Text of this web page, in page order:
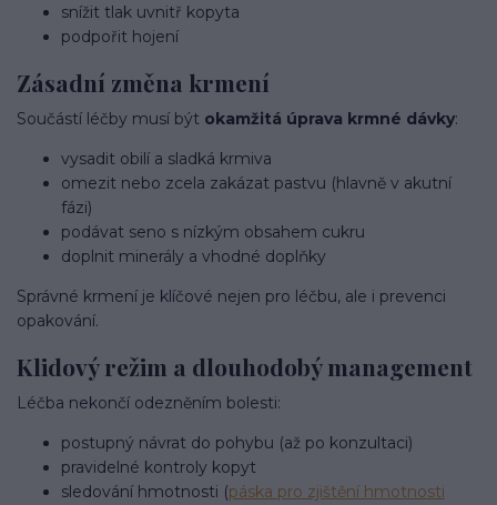
snížit tlak uvnitř kopyta
podpořit hojení
Zásadní změna krmení
Součástí léčby musí být okamžitá úprava krmné dávky:
vysadit obilí a sladká krmiva
omezit nebo zcela zakázat pastvu (hlavně v akutní
fázi)
podávat seno s nízkým obsahem cukru
doplnit minerály a vhodné doplňky
Správné krmení je klíčové nejen pro léčbu, ale i prevenci
opakování.
Klidový režim a dlouhodobý management
Léčba nekončí odezněním bolesti:
postupný návrat do pohybu (až po konzultaci)
pravidelné kontroly kopyt
sledování hmotnosti (páska pro zjištění hmotnosti